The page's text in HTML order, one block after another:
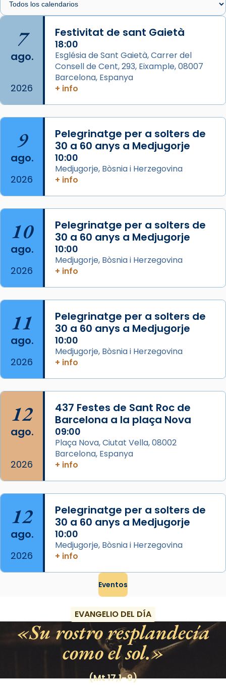
Memòria de les santes Juliana i
Semproniana, verges i màrtirs.
Acompanyant la història de sant Cugat, a
partir de l’Edat Mitjana sorgeix la tradició
que les santes Juliana (“relatiu a Júlia”) i
Semproniana (“relatiu a Semprònia =
eterna”) són deixebles seves. I l’any 1667, el
frare Joan Gaspar Roig, afirma en una obra
que les santes són filles de l’antiga Iluro.
Mataró en reivindicarà les relíq
...Ver más
Foto
View on Facebook
Jaume, fill de Zebedeu, és juntament amb el
seu germà Joan i Pere un dels que
acompanyava més de prop Jesús.
Segons el llibre dels Fets (12,2) fou el primer
apòstol màrtir, decapitat a Jerusalem per
Herodes Agripa (vers l'any 44).
Patró de Galícia, després de les invasions
musulmanes fou venerat com a patró dels
Regnes castellans i més tard de tota
Espanya.
View on Facebook · Share
7
ago.
2026
Festivitat de sant Gaietà
18:00
Església de Sant Gaietà, Carrer del
Consell de Cent, 293, Eixample, 08007
Barcelona, Espanya
+ info
9
ago.
2026
Pelegrinatge per a solters de
30 a 60 anys a Medjugorje
10:00
Medjugorje, Bòsnia i Herzegovina
+ info
10
ago.
2026
Pelegrinatge per a solters de
30 a 60 anys a Medjugorje
10:00
Medjugorje, Bòsnia i Herzegovina
+ info
11
ago.
2026
Pelegrinatge per a solters de
30 a 60 anys a Medjugorje
10:00
Medjugorje, Bòsnia i Herzegovina
+ info
12
ago.
2026
437 Festes de Sant Roc de
Barcelona a la plaça Nova
09:00
Plaça Nova, Ciutat Vella, 08002
Barcelona, Espanya
+ info
12
ago.
2026
Pelegrinatge per a solters de
30 a 60 anys a Medjugorje
10:00
Medjugorje, Bòsnia i Herzegovina
+ info
Eventos
EVANGELIO DEL DÍA
Su rostro resplandecía
como el sol.
(Mt 17,1-9)